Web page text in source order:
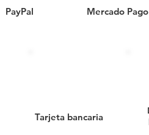
PayPal Mercado Pago
Tarjeta bancaria